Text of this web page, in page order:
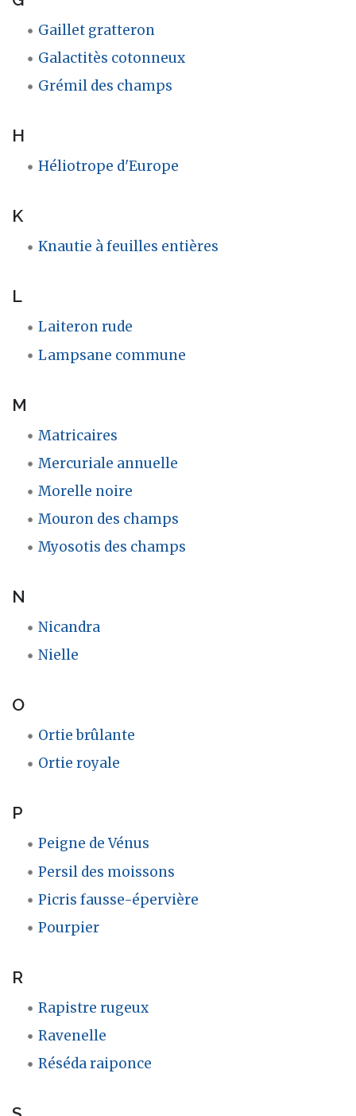
Gaillet gratteron
Galactitès cotonneux
Grémil des champs
H
Héliotrope d'Europe
K
Knautie à feuilles entières
L
Laiteron rude
Lampsane commune
M
Matricaires
Mercuriale annuelle
Morelle noire
Mouron des champs
Myosotis des champs
N
Nicandra
Nielle
O
Ortie brûlante
Ortie royale
P
Peigne de Vénus
Persil des moissons
Picris fausse-épervière
Pourpier
R
Rapistre rugeux
Ravenelle
Réséda raiponce